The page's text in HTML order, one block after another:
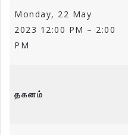
Monday, 22 May
2023 12:00 PM – 2:00
PM
தகனம்